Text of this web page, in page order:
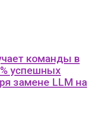
команды в
успешных
замене LLM на